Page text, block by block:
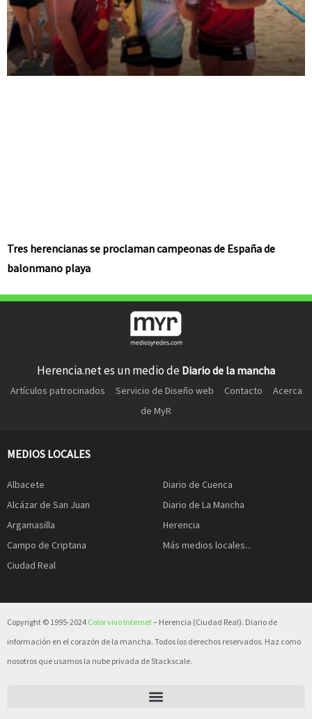
Tres herencianas se proclaman campeonas de España de
balonmano playa
Herencia.net es un medio de Diario de la mancha
Artículos patrocinados Servicio de Diseño web Contacto
Acerca
de MyR
MEDIOS LOCALES
Albacete
Alcázar de San Juan
Argamasilla
Campo de Criptana
Ciudad Real
Diario de Cuenca
Diario de La Mancha
Herencia
Más medios locales...
Copyright © 1995-2024 Color vivo Internet– Herencia (Ciudad Real). Diario de
información en el corazón de la mancha. Todos los derechos reservados. Haz como
nosotros que usamos la nube privada de Stackscale.